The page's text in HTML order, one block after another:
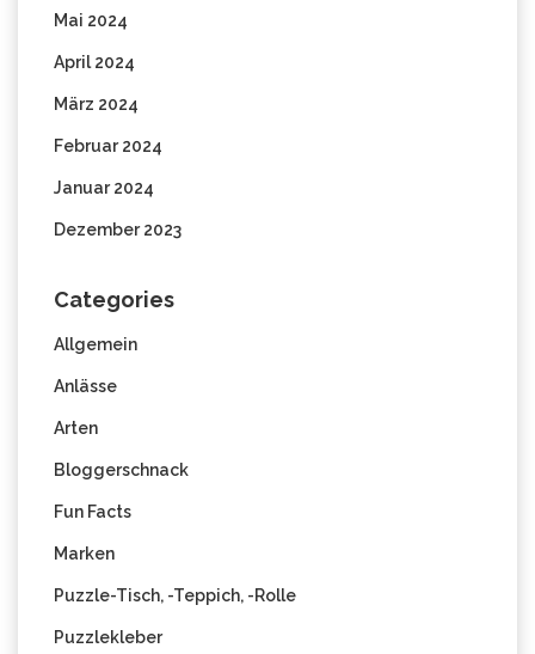
Mai 2024
April 2024
März 2024
Februar 2024
Januar 2024
Dezember 2023
Categories
Allgemein
Anlässe
Arten
Bloggerschnack
Fun Facts
Marken
Puzzle-Tisch, -Teppich, -Rolle
Puzzlekleber